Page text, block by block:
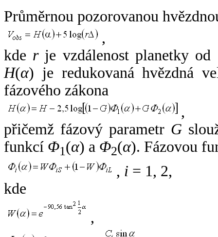
Průměrnou pozorovanou
,
kde rje vzdálenost planetky od
H(α) je redukovaná hvězdná
fázového zákona
,
přičemž fázový parametr G
funkcí Φ1(α) a Φ2(α). Fázovou
, i = 1, 2,
kde
,